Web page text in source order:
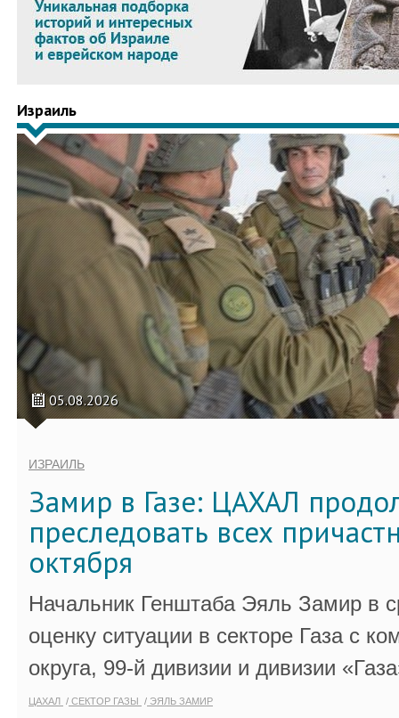
Израиль
05.08.2026
ИЗРАИЛЬ
Замир в Газе: ЦАХАЛ
преследовать всех
октября
Начальник Генштаба Эяль Замир в
оценку ситуации в секторе Газа с
округа, 99-й дивизии и дивизии
ЦАХАЛ СЕКТОР ГАЗЫ ЭЯЛЬ ЗАМИР